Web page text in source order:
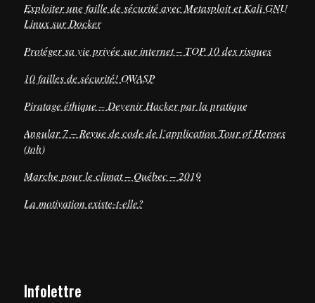
Exploiter une faille de sécurité avec Metasploit et Kali GNU
Linux sur Docker
Protéger sa vie privée sur internet – TOP 10 des risques
10 failles de sécurité! OWASP
Piratage éthique – Devenir Hacker par la pratique
Angular 7 – Revue de code de l’application Tour of Heroes
(toh)
Marche pour le climat – Québec – 2019
La motivation existe-t-elle?
Infolettre